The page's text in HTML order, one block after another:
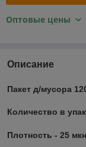
Оптовые цены
Описание
Пакет д/мусора
Количество в
Плотность - 25 мкн